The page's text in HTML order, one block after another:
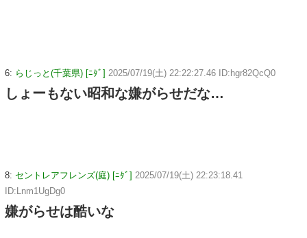
6: らじっと(千葉県) [ﾆﾀﾞ] 2025/07/19(土) 22:22:27.46 ID:hgr82QcQ0
しょーもない昭和な嫌がらせだな…
8: セントレアフレンズ(庭) [ﾆﾀﾞ] 2025/07/19(土) 22:23:18.41
ID:Lnm1UgDg0
嫌がらせは酷いな